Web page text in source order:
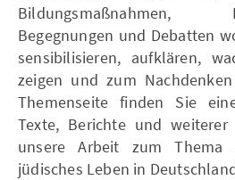
Bildungsmaßnahmen,
Begegnungen und Debatten
sensibilisieren, aufklären,
zeigen und zum
Themenseite finden Sie
Texte, Berichte und weiterer
unsere Arbeit zum Thema
jüdisches Leben in